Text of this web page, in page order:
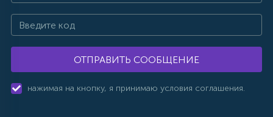
ОТПРАВИТЬ СООБЩЕНИЕ
нажимая на кнопку, я принимаю условия соглашения.